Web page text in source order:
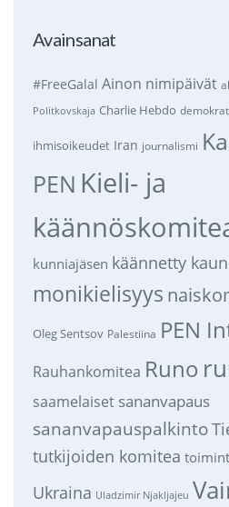
Avainsanat
#FreeGalal Ainon nimipäivät
Politkovskaja Charlie Hebdo
ihmisoikeudet Iran journalismi
PEN Kieli- ja
kunniajäsen käännetty
monikielisyys
Oleg Sentsov Palestiina PEN
Rauhankomitea Runo
saamelaiset sananvapaus
sananvapauspalkinto
tutkijoiden komitea
Ukraina Uladzimir Njakljajeu